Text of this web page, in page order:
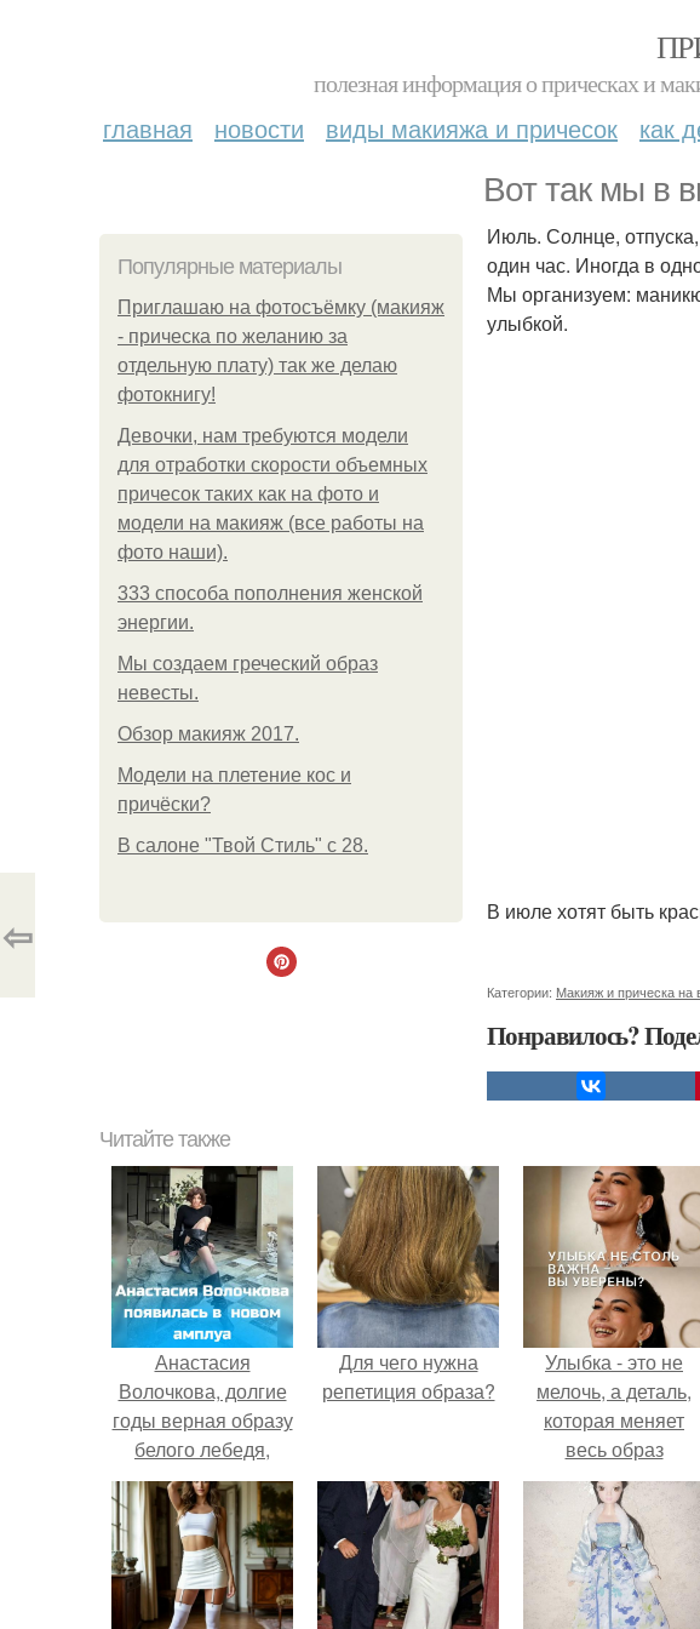
полезная информация о прическах и
главная новости виды макияжа и причесок как
Вот так мы в
Популярные материалы
Приглашаю на фотосъёмку (макияж
- прическа по желанию за
отдельную плату) так же делаю
фотокнигу!
Девочки, нам требуются модели
для отработки скорости объемных
причесок таких как на фото и
модели на макияж (все работы на
фото наши).
333 способа пополнения женской
энергии.
Мы создаем греческий образ
невесты.
Обзор макияж 2017.
Модели на плетение кос и
причёски?
В салоне "Твой Стиль" с 28.
Июль. Солнце,
один час. Иногда в
Мы организуем:
улыбкой.
В июле хотят быть
Категории: Макияж и прическа на
Понравилось?
⇦
Читайте также
Анастасия
Волочкова, долгие
годы верная образу
белого лебедя,
неожиданно
появилась в
совершенно новом
амплуа.
Для чего нужна
репетиция образа?
Улыбка - это не
мелочь, а деталь,
которая меняет
весь образ
человека.